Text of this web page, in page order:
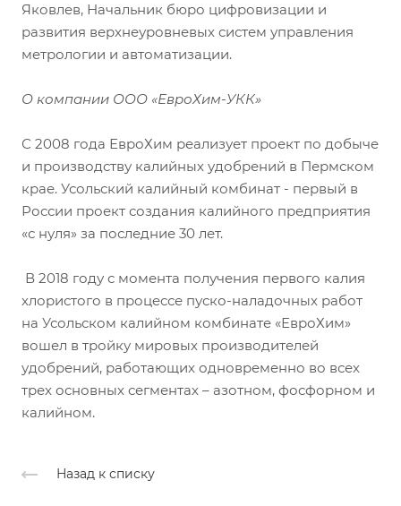
Яковлев, Начальник бюро цифровизации и
развития верхнеуровневых систем управления
метрологии и автоматизации.
О компании ООО «ЕвроХим-УКК»
С 2008 года ЕвроХим реализует проект по добыче
и производству калийных удобрений в Пермском
крае. Усольский калийный комбинат - первый в
России проект создания калийного предприятия
«с нуля» за последние 30 лет.
В 2018 году с момента получения первого калия
хлористого в процессе пуско-наладочных работ
на Усольском калийном комбинате «ЕвроХим»
вошел в тройку мировых производителей
удобрений, работающих одновременно во всех
трех основных сегментах – азотном, фосфорном и
калийном.
Назад к списку